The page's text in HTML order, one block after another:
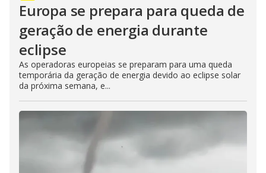
Europa se prepara para queda de
geração de energia durante
eclipse
As operadoras europeias se preparam para uma queda
temporária da geração de energia devido ao eclipse solar
da próxima semana, e...